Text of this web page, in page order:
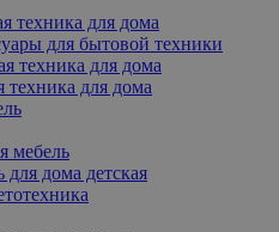
техника для дома
для бытовой техники
техника для дома
техника для дома
мебель
для дома детская